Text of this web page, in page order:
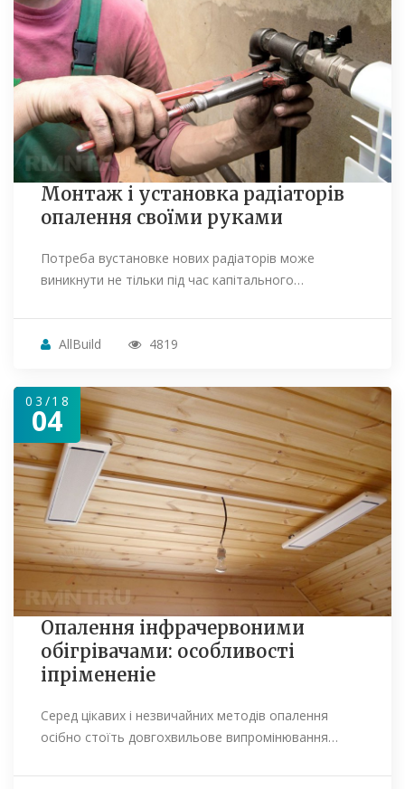
Монтаж і установка радіаторів
опалення своїми руками
Потреба вустановке нових радіаторів може
виникнути не тільки під час капітального…
AllBuild 4819
03/18
04
Опалення інфрачервоними
обігрівачами: особливості
іпрімененіе
Серед цікавих і незвичайних методів опалення
осібно стоїть довгохвильове випромінювання…